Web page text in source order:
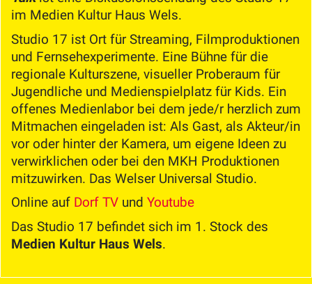
im Medien Kultur Haus Wels.
Studio 17 ist Ort für Streaming, Filmproduktionen
und Fernsehexperimente. Eine Bühne für die
regionale Kulturszene, visueller Proberaum für
Jugendliche und Medienspielplatz für Kids. Ein
offenes Medienlabor bei dem jede/r herzlich zum
Mitmachen eingeladen ist: Als Gast, als Akteur/in
vor oder hinter der Kamera, um eigene Ideen zu
verwirklichen oder bei den MKH Produktionen
mitzuwirken. Das Welser Universal Studio.
Online auf Dorf TV und Youtube
Das Studio 17 befindet sich im 1. Stock des
Medien Kultur Haus Wels.